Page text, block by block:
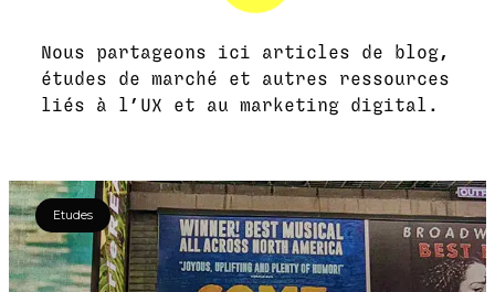
Nous partageons ici articles de blog,
études de marché et autres ressources
liés à l’UX et au marketing digital.
Etudes